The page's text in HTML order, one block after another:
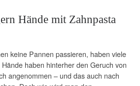
Hände mit Zahnpasta
keine Pannen passieren, haben viele
haben hinterher den Geruch von
angenommen – und das auch nach